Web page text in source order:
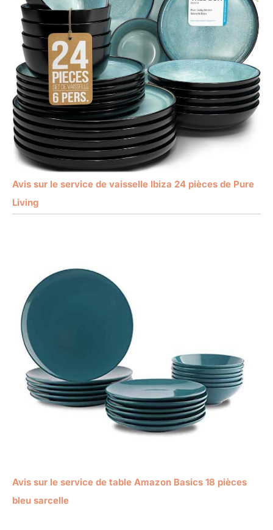
Avis sur le service de vaisselle Ibiza 24 pièces de Pure
Living
Avis sur le service de table Amazon Basics 18 pièces
bleu sarcelle